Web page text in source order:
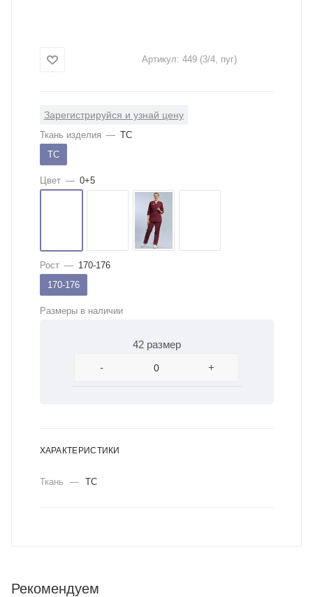
Артикул: 449 (3/4, пуг)
Зарегистрируйся и узнай цену
Ткань изделия — ТС
ТС
Цвет — 0+5
Рост — 170-176
170-176
Размеры в наличии
42 размер
-
+
ХАРАКТЕРИСТИКИ
Ткань — ТС
Рекомендуем